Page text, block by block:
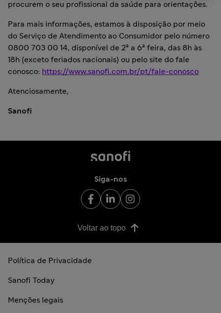
procurem o seu profissional da saúde para orientações.
Para mais informações, estamos à disposição por meio
do Serviço de Atendimento ao Consumidor pelo número
0800 703 00 14, disponível de 2ª a 6ª feira, das 8h às
18h (exceto feriados nacionais) ou pelo site do fale
conosco: https://www.sanofi.com.br/pt/fale-conosco
Atenciosamente,
Sanofi
Siga-nos
Voltar ao topo
Política de Privacidade
Sanofi Today
Menções legais